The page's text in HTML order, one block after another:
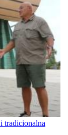
tradicionalna